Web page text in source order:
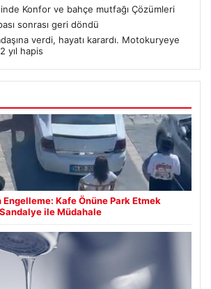
Konfor ve bahçe mutfağı Çözümleri
sonrası geri döndü
verdi, hayatı karardı. Motokuryeye
yıl hapis
Engelleme: Kafe Önüne Park Etmek
ile Müdahale